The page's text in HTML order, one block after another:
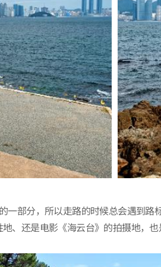
部分，所以走路的时候总会遇到路标
、还是电影《海云台》的拍摄地，